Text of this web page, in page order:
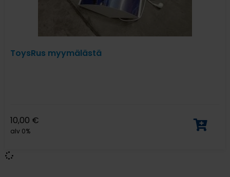
ToysRus myymälästä
10,00 €
alv 0%